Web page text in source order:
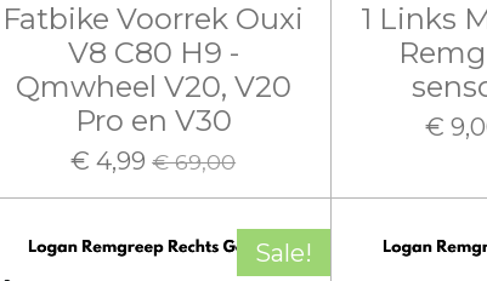
Fatbike Voorrek Ouxi
V8 C80 H9 -
Qmwheel V20, V20
Pro en V30
€ 4,99 € 69,00
1 Links
€
Sale!